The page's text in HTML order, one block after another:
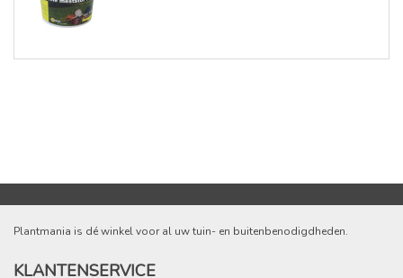
Plantmania is dé winkel voor al uw tuin- en buitenbenodigdheden.
KLANTENSERVICE